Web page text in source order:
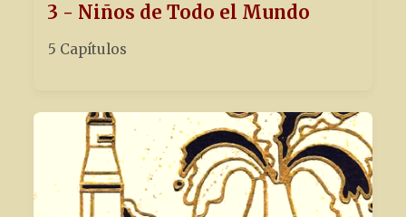
3 - Niños de Todo el Mundo
5 Capítulos